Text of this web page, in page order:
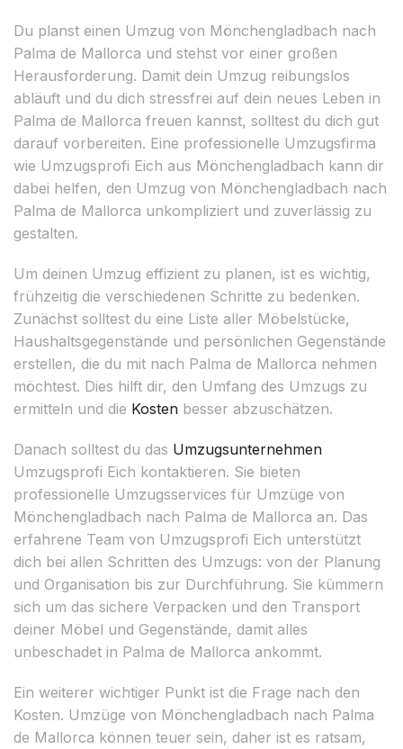
Du planst einen Umzug von Mönchengladbach nach
Palma de Mallorca und stehst vor einer großen
Herausforderung. Damit dein Umzug reibungslos
abläuft und du dich stressfrei auf dein neues Leben in
Palma de Mallorca freuen kannst, solltest du dich gut
darauf vorbereiten. Eine professionelle Umzugsfirma
wie Umzugsprofi Eich aus Mönchengladbach kann dir
dabei helfen, den Umzug von Mönchengladbach nach
Palma de Mallorca unkompliziert und zuverlässig zu
gestalten.
Um deinen Umzug effizient zu planen, ist es wichtig,
frühzeitig die verschiedenen Schritte zu bedenken.
Zunächst solltest du eine Liste aller Möbelstücke,
Haushaltsgegenstände und persönlichen Gegenstände
erstellen, die du mit nach Palma de Mallorca nehmen
möchtest. Dies hilft dir, den Umfang des Umzugs zu
ermitteln und die Kosten besser abzuschätzen.
Danach solltest du das Umzugsunternehmen
Umzugsprofi Eich kontaktieren. Sie bieten
professionelle Umzugsservices für Umzüge von
Mönchengladbach nach Palma de Mallorca an. Das
erfahrene Team von Umzugsprofi Eich unterstützt
dich bei allen Schritten des Umzugs: von der Planung
und Organisation bis zur Durchführung. Sie kümmern
sich um das sichere Verpacken und den Transport
deiner Möbel und Gegenstände, damit alles
unbeschadet in Palma de Mallorca ankommt.
Ein weiterer wichtiger Punkt ist die Frage nach den
Kosten. Umzüge von Mönchengladbach nach Palma
de Mallorca können teuer sein, daher ist es ratsam,